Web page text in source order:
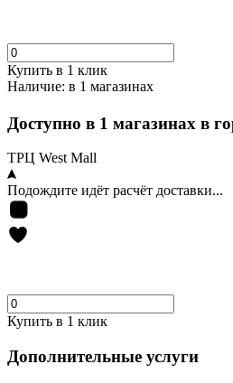
Купить в 1 клик
Наличие: в 1 магазинах
Доступно в 1 магазинах в
ТРЦ West Mall
Подождите идёт расчёт доставки...
Купить в 1 клик
Дополнительные услуги